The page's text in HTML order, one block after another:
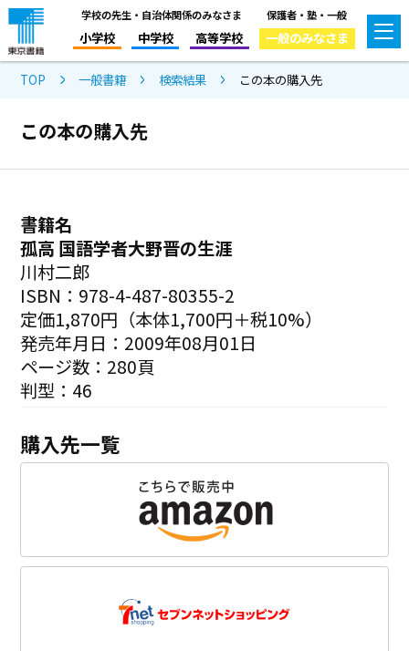
学校の先生・自治体関係のみなさま
小学校 中学校 高等学校
保護者・塾・一般
一般のみなさま
TOP 一般書籍 検索結果 この本の購入先
この本の購入先
書籍名
孤高 国語学者大野晋の生涯
川村二郎
ISBN：978-4-487-80355-2
定価1,870円（本体1,700円＋税10%）
発売年月日：2009年08月01日
ページ数：280頁
判型：46
購入先一覧